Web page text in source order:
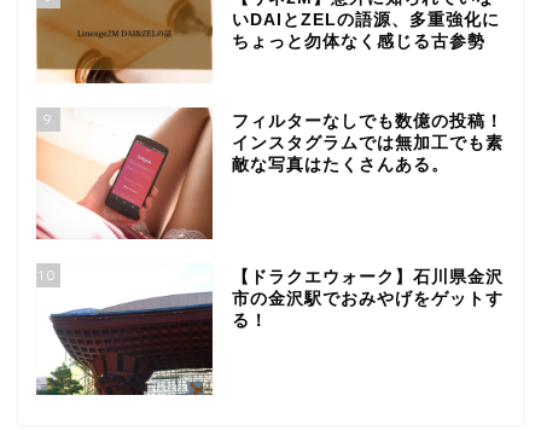
いDAIとZELの語源、多重強化に
ちょっと勿体なく感じる古参勢
9
フィルターなしでも数億の投稿！
インスタグラムでは無加工でも素
敵な写真はたくさんある。
10
【ドラクエウォーク】石川県金沢
市の金沢駅でおみやげをゲットす
る！